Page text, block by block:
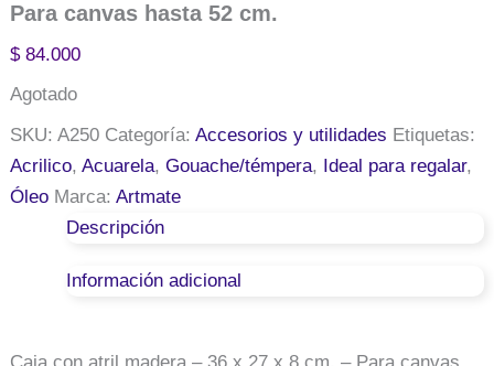
Para canvas hasta 52 cm.
$84.000
Agotado
SKU:A250 Categoría:Accesorios y utilidades Etiquetas:
Acrilico,Acuarela,Gouache/témpera, Ideal para regalar,
Óleo Marca:Artmate
Descripción
Información adicional
Caja con atril madera – 36 x 27 x 8 cm. – Para canvas